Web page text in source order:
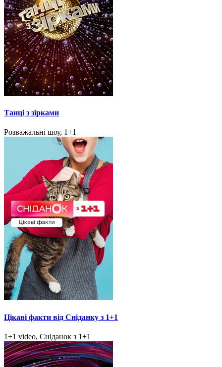
Танці з зірками
Розважальні шоу, 1+1
Цікаві факти від Сніданку з 1+1
1+1 video, Сніданок з 1+1